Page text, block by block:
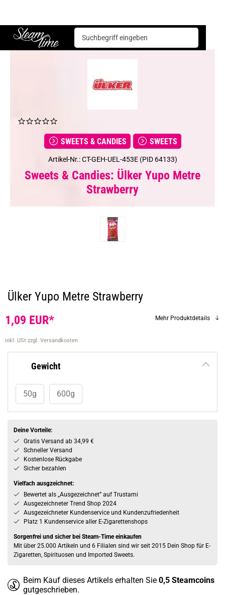
Steam time
Sweets & Candies Sweets
SWEETS & CANDIES SWEETS
Artikel-Nr.: CT-GEH-UEL-453E (PID 64133)
Sweets & Candies: Ülker Yupo Metre
Strawberry
Ülker Yupo Metre Strawberry
1,09 EUR*
inkl. USt zzgl. Versandkosten
Mehr Produktdetails
Gewicht
50g 600g
Deine Vorteile:
Gratis Versand ab 34,99 €
Schneller Versand
Kostenlose Rückgabe
Sicher bezahlen
Vielfach ausgzeichnet:
Bewertet als „Ausgezeichnet” auf Trustami
Ausgezeichneter Trend Shop 2024
Ausgezeichneter Kundenservice und Kundenzufriedenheit
Platz 1 Kundenservice aller E-Zigarettenshops
Sorgenfrei und sicher bei Steam-Time einkaufen
Mit über 25.000 Artikeln und 6 Filialen sind wir seit 2015 Dein Shop für E-
Zigaretten, Spirituosen und Imported Sweets.
Beim Kauf dieses Artikels erhalten Sie 0,5 Steamcoins
gutgeschrieben.